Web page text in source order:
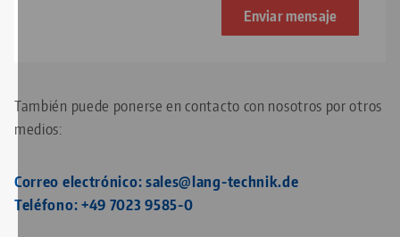
También puede ponerse en contacto con nosotros por otros
medios:
Correo electrónico:sales@lang-technik.de
Teléfono:+49 7023 9585-0